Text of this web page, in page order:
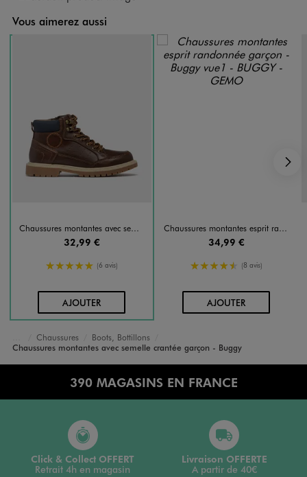
Vous aimerez aussi
Chaussures montantes avec semelle crantée garçon - Buggy
32,99 €
5/5 de moyenne
(6 avis)
AJOUTERAU PANIER
Chaussures montantes esprit randonnée garçon - Buggy
34,99 €
4.5/5 de moyenne
(8 avis)
AJOUTERAU PANIER
Accueil
Garçon
Chaussures
Boots, Bottillons
Chaussures montantes avec semelle crantée garçon - Buggy
390 MAGASINS EN FRANCE
Click & Collect OFFERT
Retrait 4h en magasin
Livraison OFFERTE
A partir de 40€